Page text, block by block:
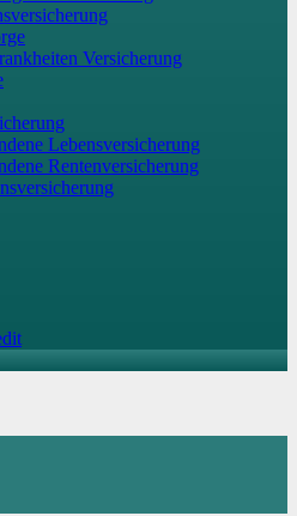
Versicherung
Lebensversicherung
Rentenversicherung